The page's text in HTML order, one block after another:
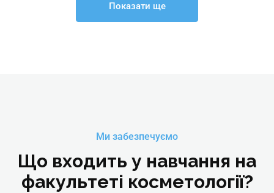
₴16065
Показати ще
Ми забезпечуємо
Що входить у навчання на
факультеті косметології?